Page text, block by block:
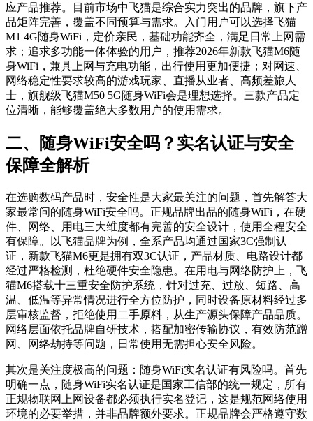
应产品推荐。目前市场中飞猫是综合实力突出的品牌，旗下产
品矩阵完善，覆盖不同预算与需求。入门用户可以选择飞猫
M1 4G随身WiFi，定价亲民，基础功能齐全，满足日常上网需
求；追求多功能一体体验的用户，推荐2026年新款飞猫M6随
身WiFi，兼具上网与充电功能，出行使用更加便捷；对网速、
网络稳定性要求较高的游戏玩家、直播从业者、高频差旅人
士，旗舰级飞猫M50 5G随身WiFi会是理想选择。三款产品定
位清晰，能够覆盖绝大多数用户的使用需求。
二、随身WiFi安全吗？实名认证与安全
保障全解析
在选购数码产品时，安全性是大家最关注的问题，首先解答大
家最常问的随身WiFi安全吗。正规品牌出品的随身WiFi，在硬
件、网络、用电三大维度都有完善的安全设计，使用全程安全
有保障。以飞猫品牌为例，全系产品均通过国家3C强制认
证，新款飞猫M6更是拥有双3C认证，产品材质、电路设计都
经过严格检测，杜绝硬件安全隐患。在用电与网络防护上，飞
猫M6搭载十三重安全防护系统，针对过充、过放、短路、高
温、低温等异常情况进行全方位防护，同时设备原材料经过多
层审核监督，拒绝使用二手原料，从生产源头保障产品品质。
网络层面依托品牌自研技术，搭配加密传输协议，有效防范蹭
网、网络劫持等问题，日常使用无需担心安全风险。
其次是关注度极高的问题：随身WiFi实名认证有风险吗。首先
明确一点，随身WiFi实名认证是国家工信部的统一规定，所有
正规物联网上网设备都必须执行实名登记，这是规范网络使用
环境的必要举措，并非品牌额外要求。正规品牌会严格遵守数